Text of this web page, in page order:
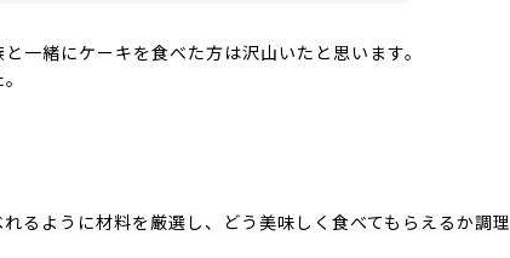
一緒にケーキを食べた方は沢山いたと思います。
るように材料を厳選し、どう美味しく食べてもらえるか調理